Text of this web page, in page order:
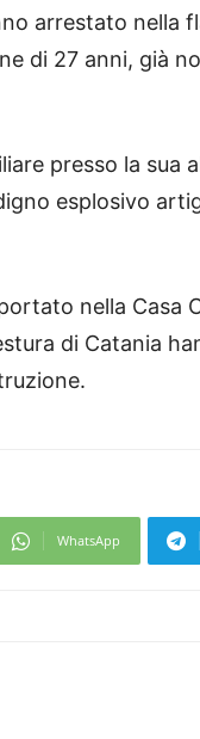
arrestato nella
di 27 anni, già
presso la sua
esplosivo
nella Casa
di Catania
WhatsApp